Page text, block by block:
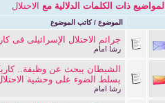
المواضيع ذات الكلمات الدلالية مع الاحتلال
الموضوع / كاتب الموضوع
جرائم الاحتلال الإسرائيلى فى
رشا امام
الشيطان يبحث عن وظيفة..
يسلط الضوء على وحشية
رشا امام